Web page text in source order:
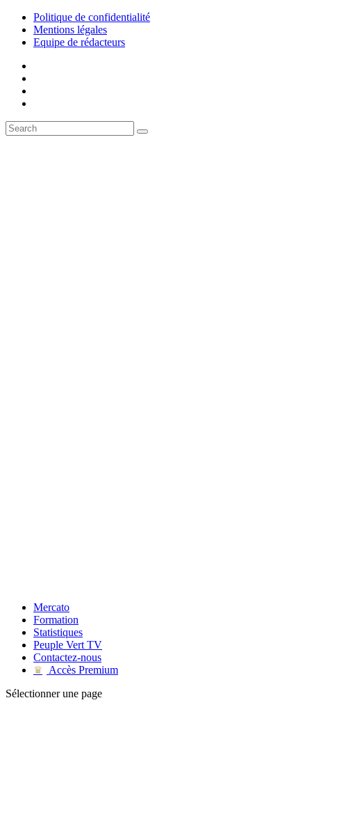
Politique de confidentialité
Mentions légales
Equipe de rédacteurs
Mercato
Formation
Statistiques
Peuple Vert TV
Contactez-nous
♛
Accès Premium
Sélectionner une page